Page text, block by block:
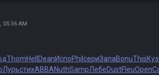
05:36 AM
ThomHell DeanИспоPhil сериЗапаBonuThis
ЛурьстихABBANuthSampЛебеDustFleuOpen